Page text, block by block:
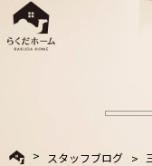
スタッフブログ